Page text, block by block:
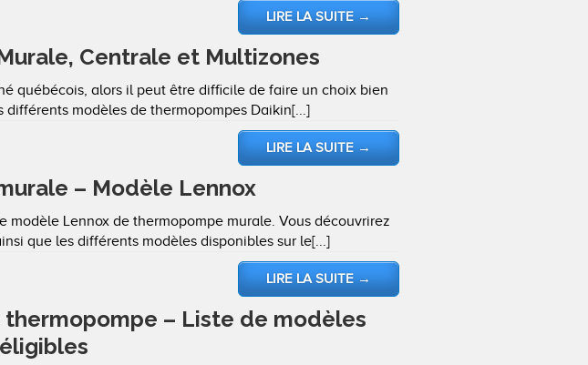
LIRE LA SUITE →
Centrale et Multizones
québécois, alors il peut être difficile de faire un choix bien
modèles de thermopompes Daikin[...]
LIRE LA SUITE →
– Modèle Lennox
modèle Lennox de thermopompe murale. Vous découvrirez
que les différents modèles disponibles sur le[...]
LIRE LA SUITE →
– Liste de modèles
éligibles